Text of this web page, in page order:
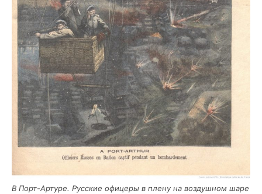
В Порт-Арту­ре. Рус­ские офи­це­ры в пле­ну на воз­душ­ном шаре